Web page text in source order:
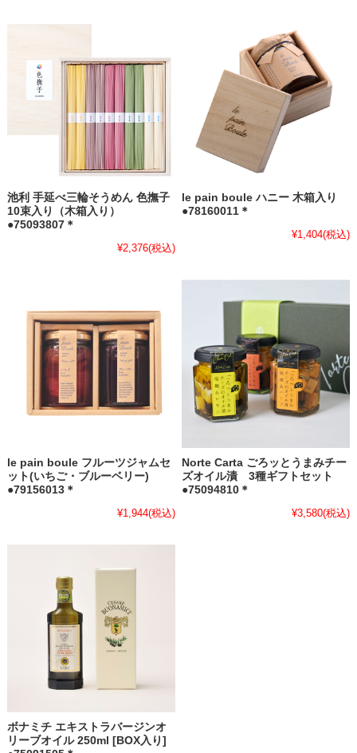
池利 手延べ三輪そうめん 色撫子
10束入り（木箱入り）
●75093807＊
¥2,376(税込)
le pain boule ハニー 木箱入り
●78160011＊
¥1,404(税込)
le pain boule フルーツジャムセ
ット(いちご・ブルーベリー)
●79156013＊
¥1,944(税込)
Norte Carta ごろッとうまみチー
ズオイル漬 3種ギフトセット
●75094810＊
¥3,580(税込)
ボナミチ エキストラバージンオ
リーブオイル 250ml [BOX入り]